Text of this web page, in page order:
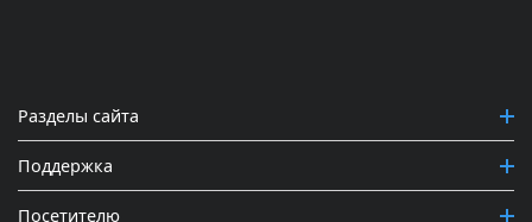
Разделы сайта
Поддержка
Посетителю